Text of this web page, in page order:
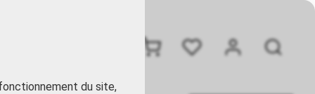
du site,